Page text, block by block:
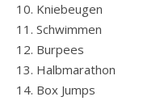
Kniebeugen
Schwimmen
Burpees
Halbmarathon
Box Jumps